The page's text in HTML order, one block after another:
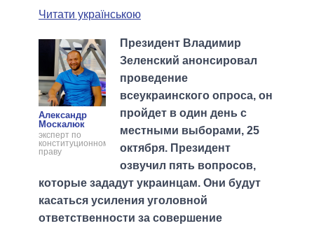
Читати українською
Александр
Москалюк
эксперт по
конституционному
праву
Президент Владимир
Зеленский анонсировал
проведение
всеукраинского опроса, он
пройдет в один день с
местными выборами, 25
октября. Президент
озвучил пять вопросов,
которые зададут украинцам. Они будут
касаться усиления уголовной
ответственности за совершение